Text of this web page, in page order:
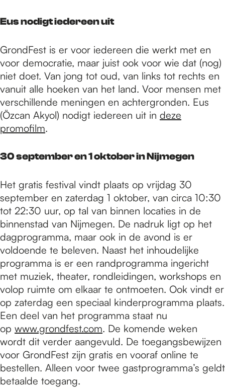
Eus nodigt iedereen uit
GrondFest is er voor iedereen die werkt met en
voor democratie, maar juist ook voor wie dat (nog)
niet doet. Van jong tot oud, van links tot rechts en
vanuit alle hoeken van het land. Voor mensen met
verschillende meningen en achtergronden. Eus
(Özcan Akyol) nodigt iedereen uit in deze
promofilm.
30 september en 1 oktober in Nijmegen
Het gratis festival vindt plaats op vrijdag 30
september en zaterdag 1 oktober, van circa 10:30
tot 22:30 uur, op tal van binnen locaties in de
binnenstad van Nijmegen. De nadruk ligt op het
dagprogramma, maar ook in de avond is er
voldoende te beleven. Naast het inhoudelijke
programma is er een randprogramma ingericht
met muziek, theater, rondleidingen, workshops en
volop ruimte om elkaar te ontmoeten. Ook vindt er
op zaterdag een speciaal kinderprogramma plaats.
Een deel van het programma staat nu
op www.grondfest.com. De komende weken
wordt dit verder aangevuld. De toegangsbewijzen
voor GrondFest zijn gratis en vooraf online te
bestellen. Alleen voor twee gastprogramma’s geldt
betaalde toegang.